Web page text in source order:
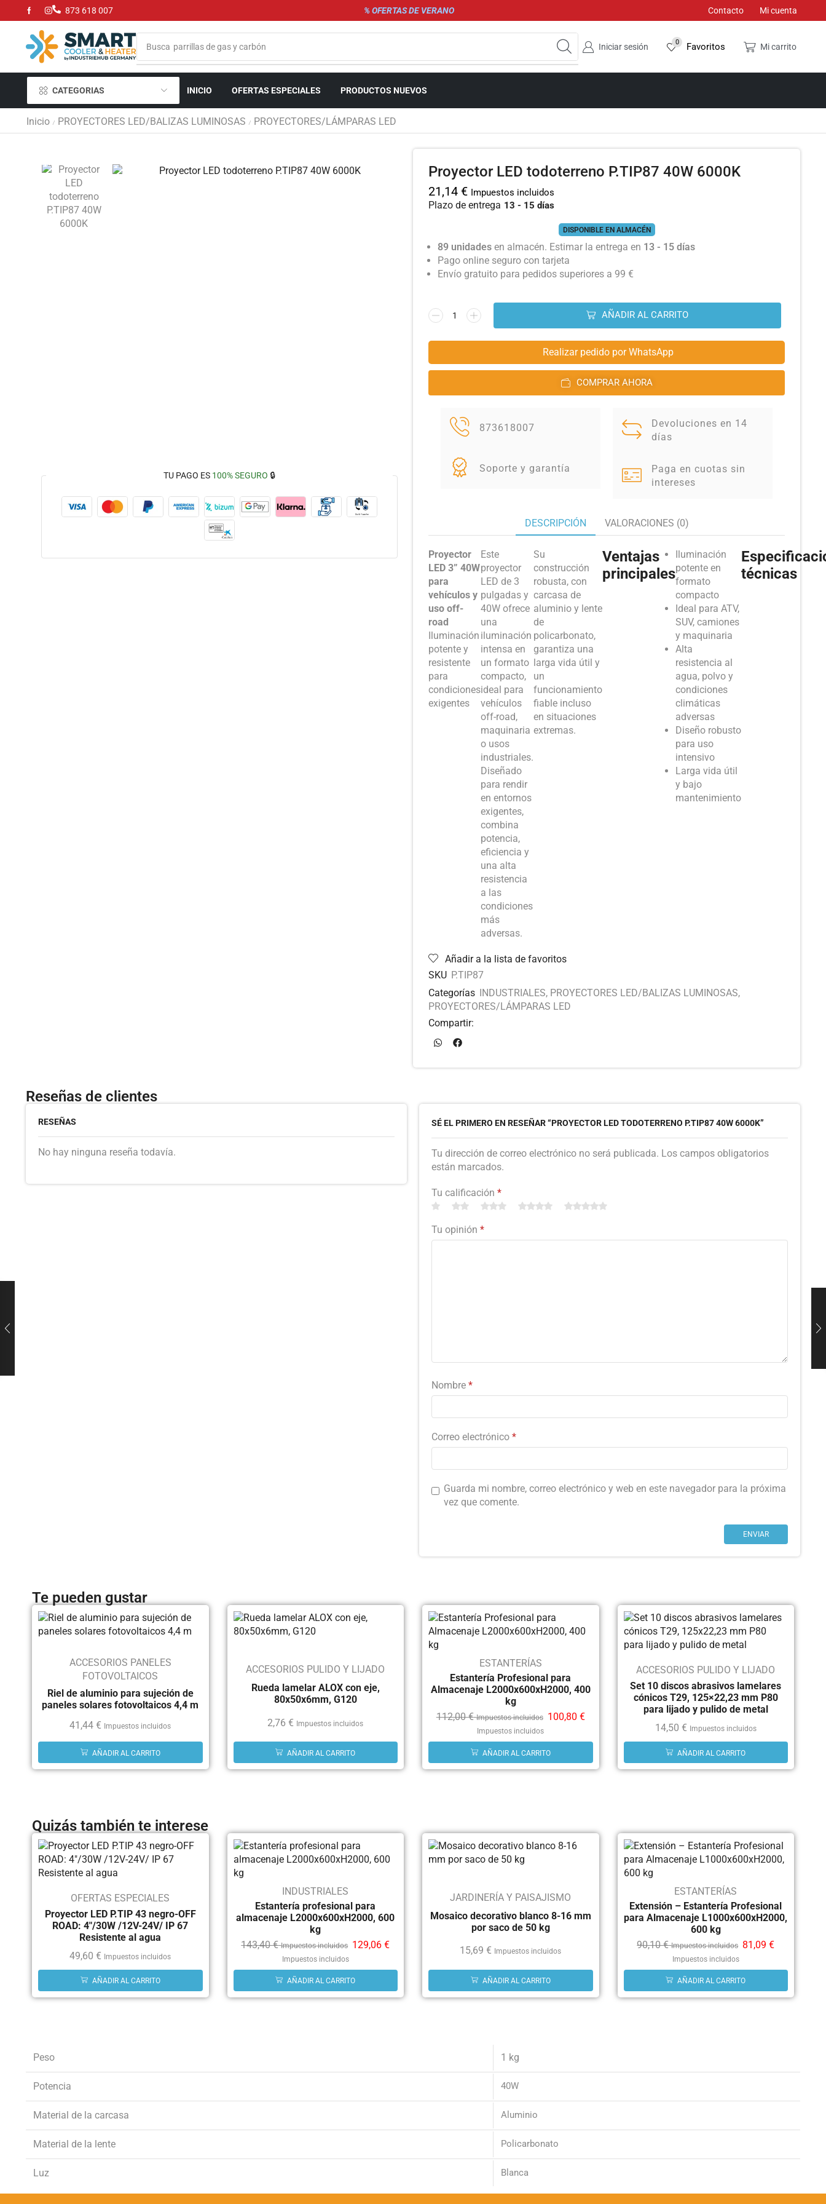
873 618 007 % OFERTAS DE VERANO Contacto Mi cuenta
Busca parrillas de gas y carbón Iniciar sesión 0 Favoritos Mi carrito
CATEGORIAS INICIO OFERTAS ESPECIALES PRODUCTOS NUEVOS
Inicio / PROYECTORES LED/BALIZAS LUMINOSAS / PROYECTORES/LÁMPARAS LED
TU PAGO ES 100% SEGURO 🔒
Proyector LED todoterreno P.TIP87 40W 6000K
21,14 € Impuestos incluidos
Plazo de entrega 13 - 15 días
DISPONIBLE EN ALMACÉN
89 unidades en almacén. Estimar la entrega en 13 - 15 días
Pago online seguro con tarjeta
Envío gratuito para pedidos superiores a 99 €
AÑADIR AL CARRITO
Realizar pedido por WhatsApp
COMPRAR AHORA
873618007
Soporte y garantía
Devoluciones en 14
días
Paga en cuotas sin
intereses
DESCRIPCIÓN VALORACIONES (0)
Proyector
LED 3” 40W
para
vehículos y
uso off-
road
Iluminación
potente y
resistente
para
condiciones
exigentes
Este
proyector
LED de 3
pulgadas y
40W ofrece
una
iluminación
intensa en
un formato
compacto,
ideal para
vehículos
off-road,
maquinaria
o usos
industriales.
Diseñado
para rendir
en entornos
exigentes,
combina
potencia,
eficiencia y
una alta
resistencia
a las
condiciones
más
adversas.
Su
construcción
robusta, con
carcasa de
aluminio y lente
de
policarbonato,
garantiza una
larga vida útil y
un
funcionamiento
fiable incluso
en situaciones
extremas.
Ventajas
principales
Iluminación
potente en
formato
compacto
Ideal para ATV,
SUV, camiones
y maquinaria
Alta
resistencia al
agua, polvo y
condiciones
climáticas
adversas
Diseño robusto
para uso
intensivo
Larga vida útil
y bajo
mantenimiento
técnicas
Añadir a la lista de favoritos
SKU P.TIP87
Categorías INDUSTRIALES, PROYECTORES LED/BALIZAS LUMINOSAS,
PROYECTORES/LÁMPARAS LED
Compartir:
Reseñas de clientes
RESEÑAS
No hay ninguna reseña todavía.
SÉ EL PRIMERO EN RESEÑAR “PROYECTOR LED TODOTERRENO P.TIP87 40W 6000K”
Tu dirección de correo electrónico no será publicada. Los campos obligatorios
están marcados.
Tu calificación *
Tu opinión *
Nombre *
Correo electrónico *
Guarda mi nombre, correo electrónico y web en este navegador para la próxima
vez que comente.
Te pueden gustar
ACCESORIOS PANELES
FOTOVOLTAICOS
Riel de aluminio para sujeción de
paneles solares fotovoltaicos 4,4 m
41,44€ Impuestos incluidos
AÑADIR AL CARRITO
ACCESORIOS PULIDO Y LIJADO
Rueda lamelar ALOX con eje,
80x50x6mm, G120
2,76€ Impuestos incluidos
AÑADIR AL CARRITO
ESTANTERÍAS
Estantería Profesional para
Almacenaje L2000x600xH2000, 400
kg
112,00€ Impuestos incluidos 100,80 €
Impuestos incluidos
AÑADIR AL CARRITO
ACCESORIOS PULIDO Y LIJADO
Set 10 discos abrasivos lamelares
cónicos T29, 125×22,23 mm P80
para lijado y pulido de metal
14,50 € Impuestos incluidos
AÑADIR AL CARRITO
Quizás también te interese
OFERTAS ESPECIALES
Proyector LED P.TIP 43 negro-OFF
ROAD: 4"/30W /12V-24V/ IP 67
Resistente al agua
49,60€ Impuestos incluidos
AÑADIR AL CARRITO
INDUSTRIALES
Estantería profesional para
almacenaje L2000x600xH2000, 600
kg
143,40€ Impuestos incluidos 129,06€
Impuestos incluidos
AÑADIR AL CARRITO
JARDINERÍA Y PAISAJISMO
Mosaico decorativo blanco 8-16 mm
por saco de 50 kg
15,69€ Impuestos incluidos
AÑADIR AL CARRITO
ESTANTERÍAS
Extensión – Estantería Profesional
para Almacenaje L1000x600xH2000,
600 kg
90,10€ Impuestos incluidos 81,09€
Impuestos incluidos
AÑADIR AL CARRITO
Peso 1 kg
Potencia 40W
Material de la carcasa Aluminio
Material de la lente Policarbonato
Luz Blanca